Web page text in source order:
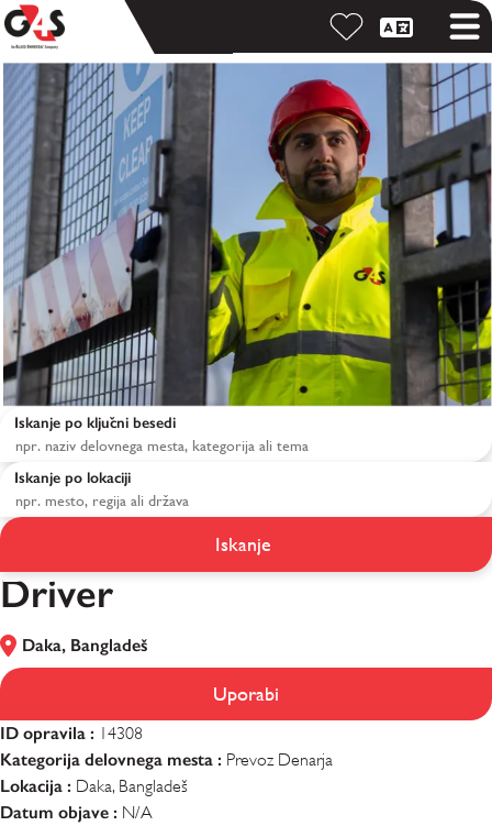
Driver
Iskanje po ključni besedi
Iskanje po lokaciji
Iskanje
Driver
Daka, Bangladeš
Uporabi
ID opravila : 14308
Kategorija delovnega mesta : Prevoz Denarja
Lokacija : Daka, Bangladeš
Datum objave : N/A